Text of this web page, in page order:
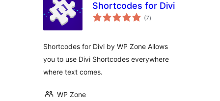
Shortcodes for Divi
(7puntuacions
totals
)
Shortcodes for Divi by WP Zone Allows
you to use Divi Shortcodes everywhere
where text comes.
WP Zone